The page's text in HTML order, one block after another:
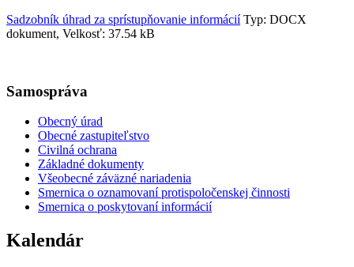
Sadzobník úhrad za sprístupňovanie informáciíTyp: DOCX
dokument, Velkosť: 37.54 kB
Samospráva
Obecný úrad
Obecné zastupiteľstvo
Civilná ochrana
Základné dokumenty
Všeobecné záväzné nariadenia
Smernica o oznamovaní protispoločenskej činnosti
Smernica o poskytovaní informácií
Kalendár